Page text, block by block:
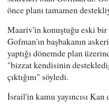
önce planı tamamen
Maariv'in konuştuğu eski
Gofman'ın başbakanın
yaptığı dönemde plan
"bizzat kendisinin
çıktığını" söyledi.
İsrail'in kamu yayıncısı